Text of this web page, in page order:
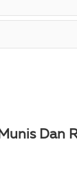
Dan